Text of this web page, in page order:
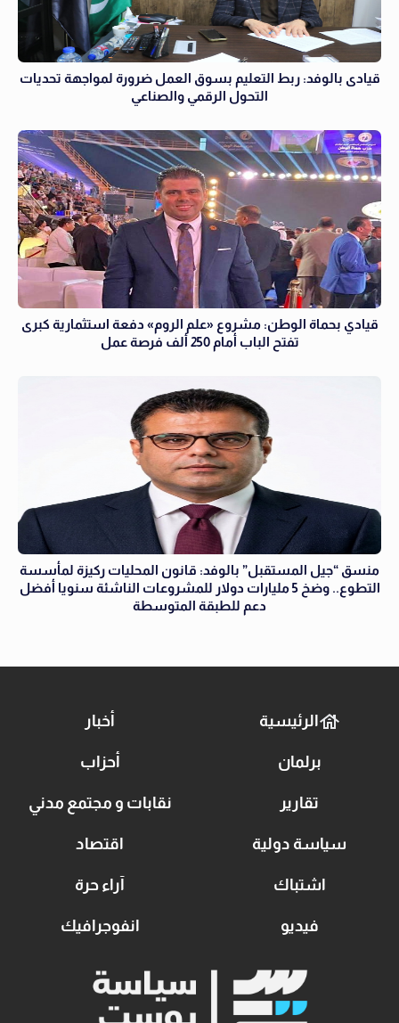
قيادى بالوفد: ربط التعليم بسوق العمل ضرورة لمواجهة تحديات
التحول الرقمي والصناعي
قيادي بحماة الوطن: مشروع «علم الروم» دفعة استثمارية كبرى
تفتح الباب أمام 250 ألف فرصة عمل
منسق “جيل المستقبل” بالوفد: قانون المحليات ركيزة لمأسسة
التطوع.. وضخ 5 مليارات دولار للمشروعات الناشئة سنويا أفضل
دعم للطبقة المتوسطة
الرئيسية أخبار
برلمان أحزاب
تقارير نقابات و مجتمع مدني
سياسة دولية اقتصاد
اشتباك آراء حرة
فيديو انفوجرافيك